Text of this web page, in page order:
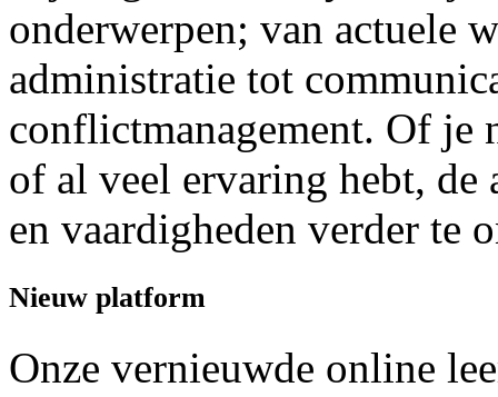
onderwerpen; van actuele
administratie tot
conflictmanagement. Of je
of al veel ervaring hebt,
en vaardigheden verder te
Nieuw platform
Onze vernieuwde online